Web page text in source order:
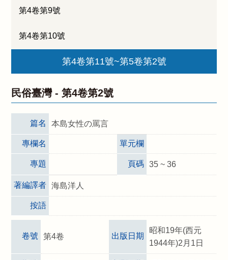
第4卷第9號
第4卷第10號
第4卷第11號~第5卷第2號
民俗臺灣 -第4卷第2號
篇名 本島女性の罵言
專欄名 單元欄
專題 頁碼 35 ~ 36
著編譯者 海島洋人
按語
卷號 第4卷 出版日期
昭和19年(西元
1944年)2月1日